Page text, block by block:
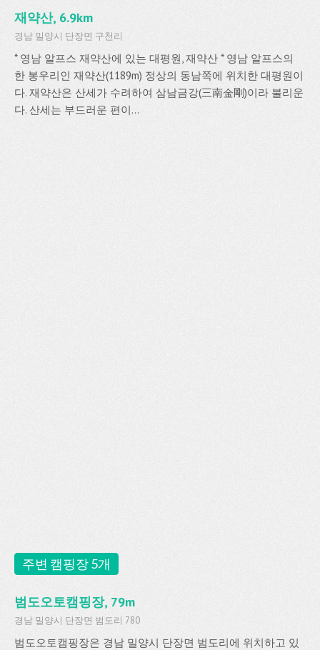
재약산, 6.9km
경남 밀양시 단장면 구천리
* 영남 알프스 재약산에 있는 대평원, 재약산 * 영남 알프스의
한 봉우리인 재약산(1189m) 정상의 동남쪽에 위치한 대평원이
다. 재약산은 산세가 수려하여 삼남금강(三南金剛)이라 불리운
다. 산세는 부드러운 편이...
주변 캠핑장 5개
범도오토캠핑장, 79m
경남 밀양시 단장면 범도리 780
범도오토캠핑장은 경남 밀양시 단장면 범도리에 위치하고 있